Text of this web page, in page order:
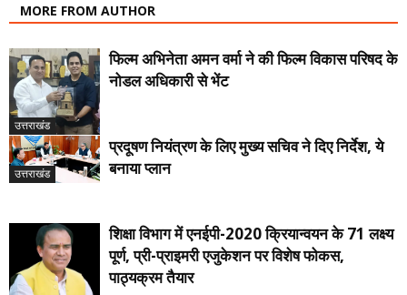
MORE FROM AUTHOR
उत्तराखंड
फिल्म अभिनेता अमन वर्मा ने की फिल्म विकास परिषद के
नोडल अधिकारी से भेंट
उत्तराखंड
प्रदूषण नियंत्रण के लिए मुख्य सचिव ने दिए निर्देश, ये
बनाया प्लान
शिक्षा विभाग में एनईपी-2020 क्रियान्वयन के 71 लक्ष्य
पूर्ण, प्री-प्राइमरी एजुकेशन पर विशेष फोकस,
पाठ्यक्रम तैयार